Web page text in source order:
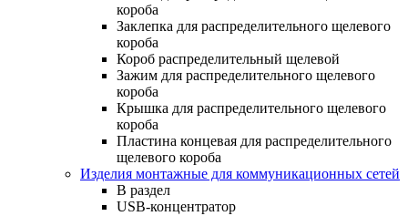
короба
Заклепка для распределительного щелевого
короба
Короб распределительный щелевой
Зажим для распределительного щелевого
короба
Крышка для распределительного щелевого
короба
Пластина концевая для распределительного
щелевого короба
Изделия монтажные для коммуникационных сетей
В раздел
USB-концентратор